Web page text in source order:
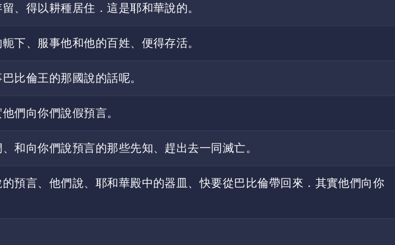
、得以耕種居住．這是耶和華說的。
下、服事他和他的百姓、便得存活。
比倫王的那國說的話呢。
們向你們說假預言。
和向你們說預言的那些先知、趕出去一同滅亡。
預言、他們說、耶和華殿中的器皿、快要從巴比倫帶回來．其實他們向你